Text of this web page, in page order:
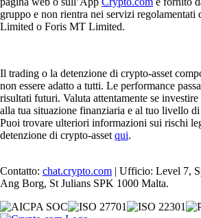
gruppo e non rientra nei servizi
Limited o Foris MT Limited.
Il trading o la detenzione di crypto-asset
non essere adatto a tutti. Le performance
risultati futuri. Valuta attentamente se
alla tua situazione finanziaria e al tuo livello
Puoi trovare ulteriori informazioni sui rischi
detenzione di crypto-asset qui.
Contatto: chat.crypto.com | Ufficio: Level 7,
Ang Borg, St Julians SPK 1000 Malta.